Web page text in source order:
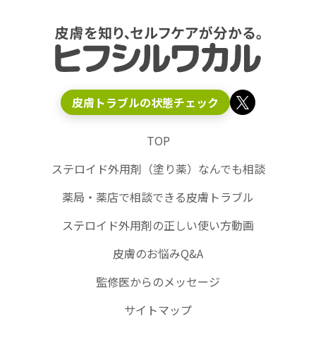
皮膚トラブルの状態チェック
TOP
ステロイド外用剤（塗り薬）なんでも相談
薬局・薬店で相談できる皮膚トラブル
ステロイド外用剤の正しい使い方動画
皮膚のお悩みQ&A
監修医からのメッセージ
サイトマップ